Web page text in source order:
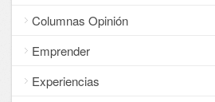
Columnas Opinión
Emprender
Experiencias